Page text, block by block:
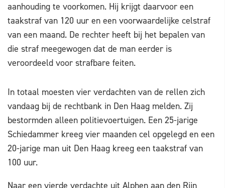
aanhouding te voorkomen. Hij krijgt daarvoor een
taakstraf van 120 uur en een voorwaardelijke celstraf
van een maand. De rechter heeft bij het bepalen van
die straf meegewogen dat de man eerder is
veroordeeld voor strafbare feiten.
In totaal moesten vier verdachten van de rellen zich
vandaag bij de rechtbank in Den Haag melden. Zij
bestormden alleen politievoertuigen. Een 25-jarige
Schiedammer kreeg vier maanden cel opgelegd en een
20-jarige man uit Den Haag kreeg een taakstraf van
100 uur.
Naar een vierde verdachte uit Alphen aan den Rijn